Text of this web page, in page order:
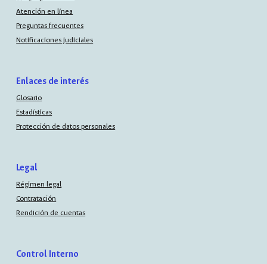
Atención en línea
Preguntas frecuentes
Notificaciones judiciales
Enlaces de interés
Glosario
Estadísticas
Protección de datos personales
Legal
Régimen legal
Contratación
Rendición de cuentas
Control Interno